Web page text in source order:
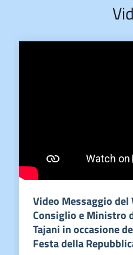
Video Messaggio
Consiglio e Ministro
Tajani in occasione
Festa della